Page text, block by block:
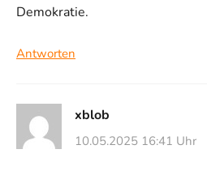
Demokratie.
Antworten
xblob
10.05.2025 16:41 Uhr